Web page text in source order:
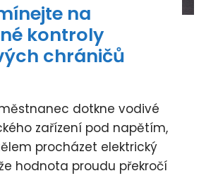
na
kontroly
chráničů
dotkne vodivé
zařízení pod napětím,
procházet elektrický
hodnota proudu překročí